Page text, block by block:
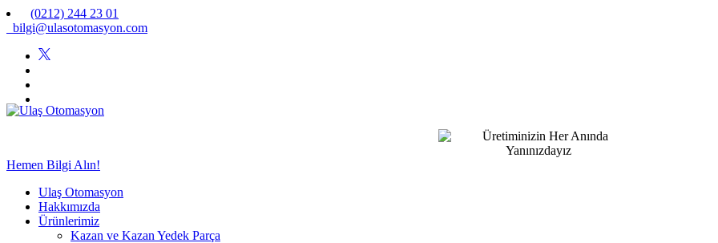
(0212) 244 23 01
bilgi@ulasotomasyon.com
Hemen Bilgi Alın!
Ulaş Otomasyon
Hakkımızda
Ürünlerimiz
Kazan ve Kazan Yedek Parça